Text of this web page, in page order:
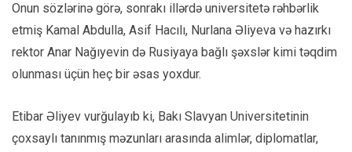
Onun sözlərinə görə, sonrakı illərdə universitetə rəhbərlik
etmiş Kamal Abdulla, Asif Hacılı, Nurlana Əliyeva və hazırkı
rektor Anar Nağıyevin də Rusiyaya bağlı şəxslər kimi təqdim
olunması üçün heç bir əsas yoxdur.
Etibar Əliyev vurğulayıb ki, Bakı Slavyan Universitetinin
çoxsaylı tanınmış məzunları arasında alimlər, diplomatlar,